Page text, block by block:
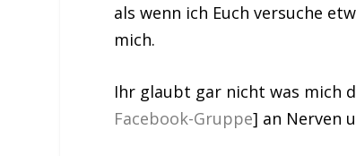
als wenn ich Euch versuche
mich.
Ihr glaubt gar nicht was mich
Facebook-Gruppe] an Nerven